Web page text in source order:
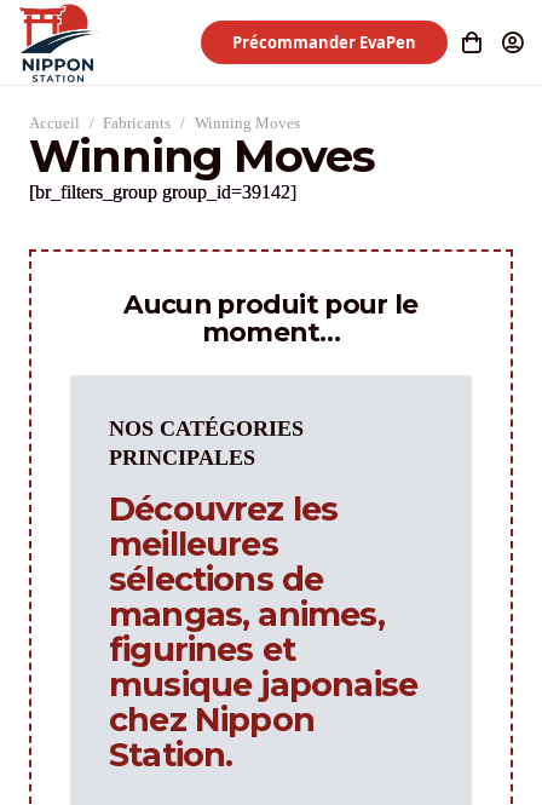
Précommander EvaPen
Accueil / Fabricants / Winning Moves
Winning Moves
[br_filters_group group_id=39142]
Aucun produit pour le
moment…
NOS CATÉGORIES
PRINCIPALES
Découvrez les
meilleures
sélections de
mangas, animes,
figurines et
musique japonaise
chez Nippon
Station.